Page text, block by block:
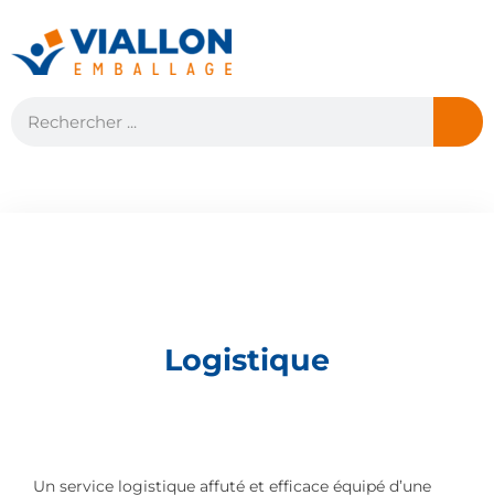
Logistique
Un service logistique affuté et efficace équipé d’une